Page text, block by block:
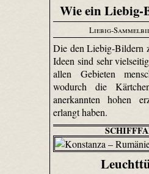
Wie ein Liebig-
Liebig-
Die den Liebig-Bildern
Ideen sind sehr
allen Gebieten
wodurch die
anerkannten hohen
erlangt haben.